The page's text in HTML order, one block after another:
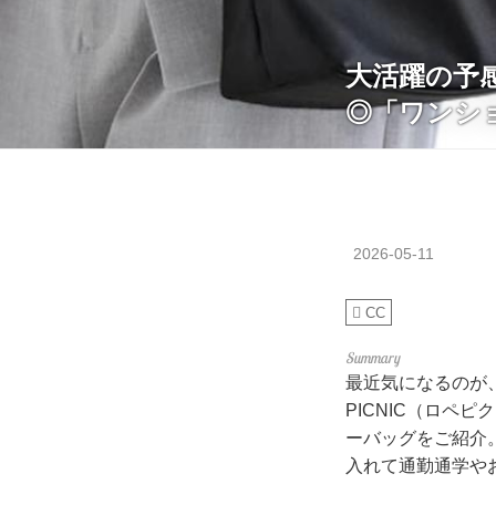
大活躍の予
◎「ワンシ
2026-05-11
CC
最近気になるのが
PICNIC（ロペピ
ーバッグをご紹介
入れて通勤通学や